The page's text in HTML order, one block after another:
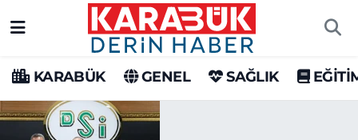
KARABÜK GENEL SAĞLIK
Karabük Hava Durumu